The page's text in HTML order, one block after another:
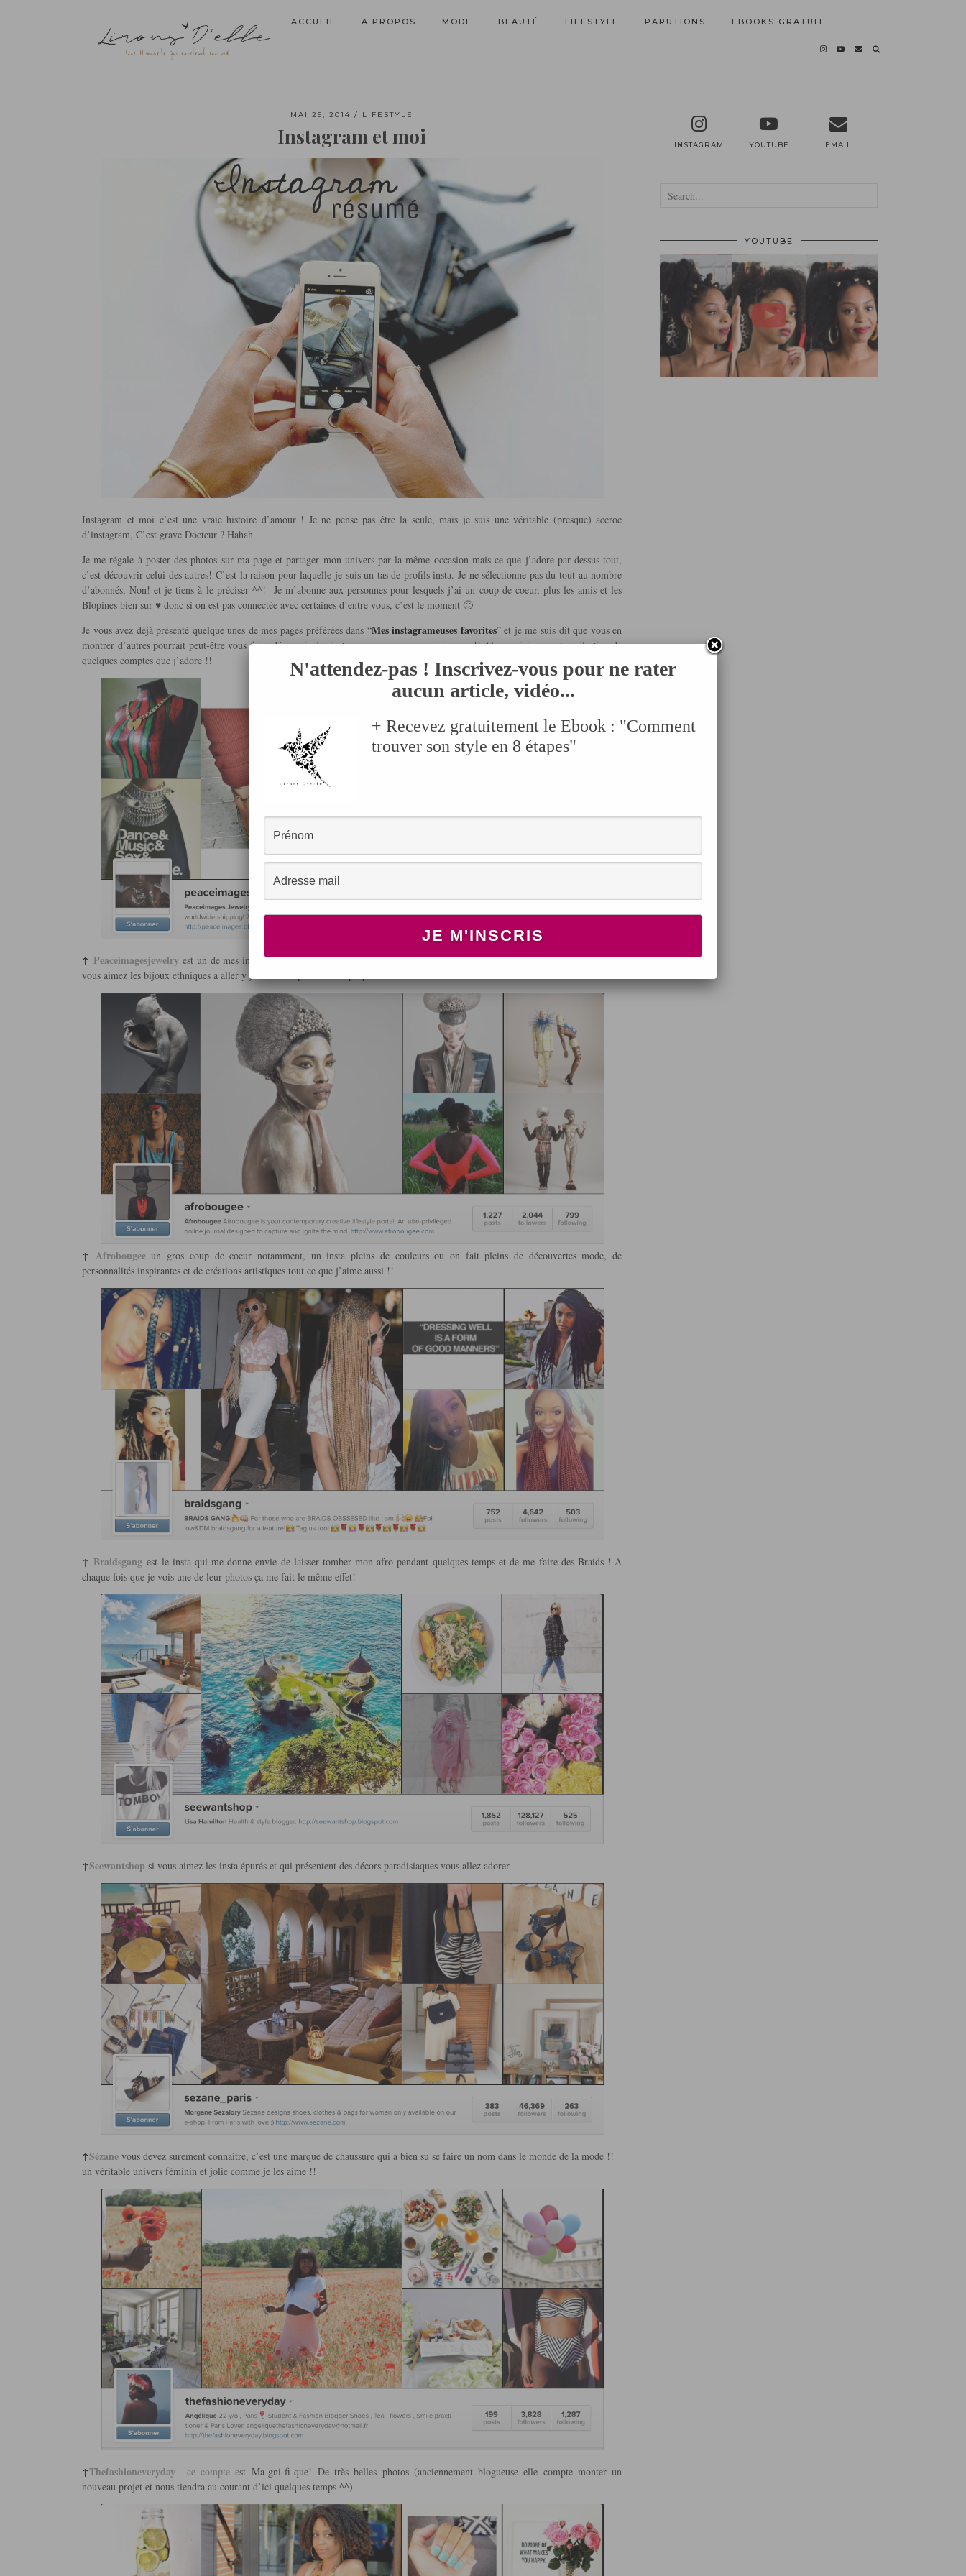
ACCUEIL A PROPOS MODE BEAUTÉ LIFESTYLE PARUTIONS EBOOKS GRATUIT
MAI 29, 2014 LIFESTYLE
Instagram et moi
Instagram et moi c’est une vraie histoire d’amour ! Je ne pense pas être la seule, mais je suis une véritable (presque) accroc
d’instagram, C’est grave Docteur ? Hahah
Je me régale à poster des photos sur ma page et partager mon univers par la même occasion mais ce que j’adore par dessus tout,
c’est découvrir celui des autres! C’est la raison pour laquelle je suis un tas de profils insta. Je ne sélectionne pas du tout au nombre
d’abonnés, Non! et je tiens à le préciser ^^! Je m’abonne aux personnes pour lesquels j’ai un coup de coeur, plus les amis et les
Blopines bien sur ♥ donc si on est pas connectée avec certaines d’entre vous, c’est le moment 🙂
Je vous avez déjà présenté quelque unes de mes pages préférées dans “Mes instagrameuses favorites” et je me suis dit que vous en
montrer d’autres pourrait peut-être vous faire découvrir des instas que vous ne connaissiez pas !! Alors voici une autre sélection de
quelques comptes que j’adore !!
↑ Peaceimagesjewelry est un de mes insta coup de coeur, que j’ai découvert au travers de mes balades sur insta, je vous invite si
vous aimez les bijoux ethniques a aller y jeter un coup d’oeil elle propose de vraies merveilles
↑ Afrobougeeun gros coup de coeur notamment, un insta pleins de couleurs ou on fait pleins de découvertes mode, de
personnalités inspirantes et de créations artistiques tout ce que j’aime aussi !!
↑ Braidsgang est le insta qui me donne envie de laisser tomber mon afro pendant quelques temps et de me faire des Braids ! A
chaque fois que je vois une de leur photos ça me fait le même effet!
↑Seewantshop si vous aimez les insta épurés et qui présentent des décors paradisiaques vous allez adorer
↑Sézane vous devez surement connaitre, c’est une marque de chaussure qui a bien su se faire un nom dans le monde de la mode !!
un véritable univers féminin et jolie comme je les aime !!
↑Thefashioneveryday ce compte est Ma-gni-fi-que! De très belles photos (anciennement blogueuse elle compte monter un
nouveau projet et nous tiendra au courant d’ici quelques temps ^^)
INSTAGRAM YOUTUBE EMAIL
YOUTUBE
N'attendez-pas ! Inscrivez-vous pour ne rater
aucun article, vidéo...
+ Recevez gratuitement le Ebook : "Comment
trouver son style en 8 étapes"